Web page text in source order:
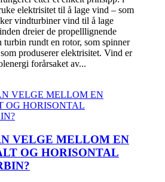
elektrisitet til å lage vind – som
vindturbiner vind til å lage
dreier de propelllignende
turbin rundt en rotor, som spinner
produserer elektrisitet. Vind er
forårsaket av...
VELGE MELLOM EN
OG HORISONTAL